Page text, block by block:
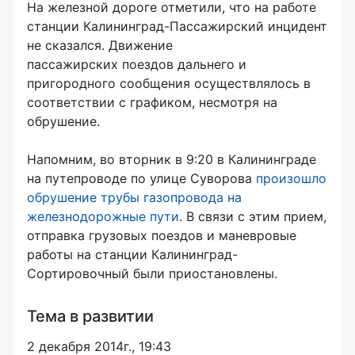
На железной дороге отметили, что на работе
станции Калининград-Пассажирский инцидент
не сказался. Движение
пассажирских поездов дальнего и
пригородного сообщения осуществлялось в
соответствии с графиком, несмотря на
обрушение.
Напомним, во вторник в 9:20 в Калининграде
на путепроводе по улице Суворова произошло
обрушение трубы газопровода на
железнодорожные пути. В связи с этим прием,
отправка грузовых поездов и маневровые
работы на станции Калининград-
Сортировочный были приостановлены.
Тема в развитии
2 декабря 2014г., 19:43